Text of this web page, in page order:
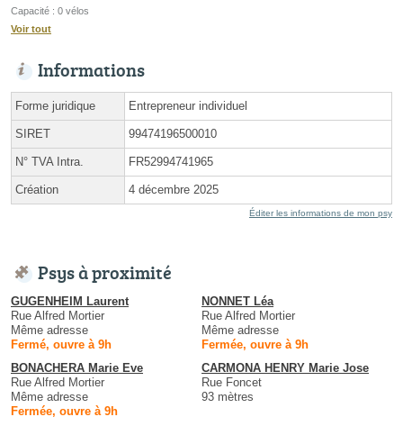
Capacité : 0 vélos
Voir tout
Informations
Forme juridique Entrepreneur individuel
SIRET 99474196500010
N° TVA Intra. FR52994741965
Création 4 décembre 2025
Éditer les informations de mon psy
Psys à proximité
GUGENHEIM Laurent
Rue Alfred Mortier
Même adresse
Fermé, ouvre à 9h
NONNET Léa
Rue Alfred Mortier
Même adresse
Fermée, ouvre à 9h
BONACHERA Marie Eve
Rue Alfred Mortier
Même adresse
Fermée, ouvre à 9h
CARMONA HENRY Marie Jose
Rue Foncet
93 mètres